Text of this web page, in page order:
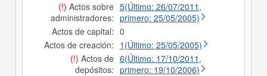
(!) Actos sobre
administradores:
5(Último: 26/07/2011,
primero: 25/05/2005)
Actos de capital: 0
Actos de creación: 1(Último: 25/05/2005)
(!) Actos de
depósitos:
6(Último: 17/10/2011,
primero: 19/10/2006)